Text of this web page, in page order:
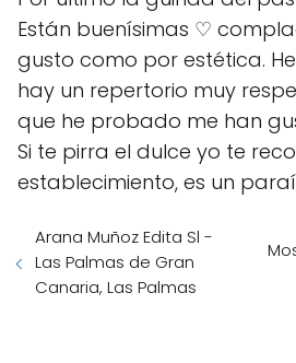
Están buenísimas ♡
gusto como por estética.
hay un repertorio muy
que he probado me han
Si te pirra el dulce yo te
establecimiento, es un
Arana Muñoz Edita Sl -
Las Palmas de Gran
Canaria, Las Palmas